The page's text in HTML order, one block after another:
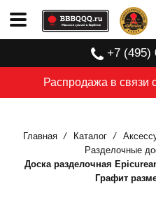
Распродажа в связи
+7 (495)
Главная Каталог
Разделочные
Доска разделочная
Графит